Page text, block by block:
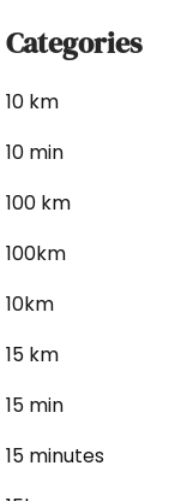
Categories
10 km
10 min
100 km
100km
10km
15 km
15 min
15 minutes